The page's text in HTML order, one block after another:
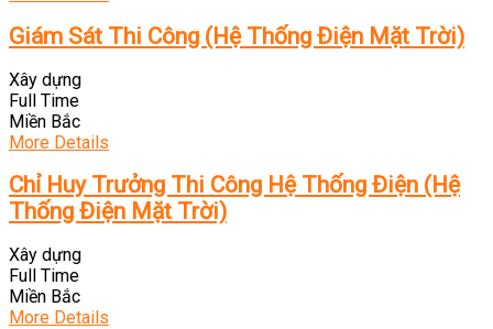
Giám Sát Thi Công (Hệ Thống Điện Mặt Trời)
Xây dựng
Full Time
Miền Bắc
More Details
Chỉ Huy Trưởng Thi Công Hệ Thống Điện (Hệ
Thống Điện Mặt Trời)
Xây dựng
Full Time
Miền Bắc
More Details